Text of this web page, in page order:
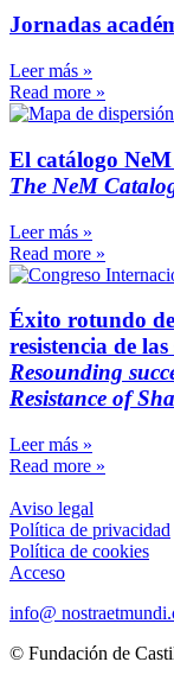
Jornadas
Leer más »
Read more »
El catálogo
The NeM
Leer más »
Read more »
Éxito rotundo
resistencia de
Resounding
Resistance of
Leer más »
Read more »
Aviso legal
Política de privacidad
Política de cookies
Acceso
info@
© Fundación de